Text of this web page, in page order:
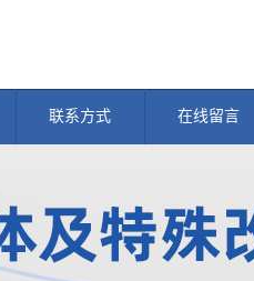
联系方式 在线留言